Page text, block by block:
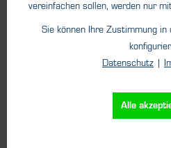
Zubehör Analysegeräte
vereinfachen sollen, werden nur
Sie können Ihre Zustimmung in
Datenschutz
Alle